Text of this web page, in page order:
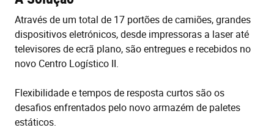
Através de um total de 17 portões de camiões, grandes
dispositivos eletrónicos, desde impressoras a laser até
televisores de ecrã plano, são entregues e recebidos no
novo Centro Logístico II.
Flexibilidade e tempos de resposta curtos são os
desafios enfrentados pelo novo armazém de paletes
estáticos.